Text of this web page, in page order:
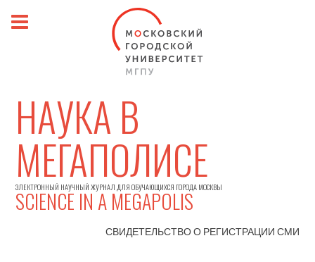
НАУКА В
МЕГАПОЛИСЕ
ЭЛЕКТРОННЫЙ НАУЧНЫЙ ЖУРНАЛ ДЛЯ ОБУЧАЮЩИХСЯ ГОРОДА МОСКВЫ
SCIENCE IN A MEGAPOLIS
СВИДЕТЕЛЬСТВО О РЕГИСТРАЦИИСМИ